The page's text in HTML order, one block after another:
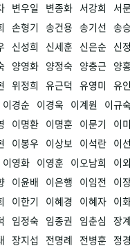
변우일 변종화 서강희 서
손형기 송건용 송기선 송
신성희 신세훈 신은순 신
양영화 양정숙 양충근 양
위정희 유근덕 유영미 유
이경순 이경욱 이계원 이규숙
이명환 이명훈 이문기 이
이봉우 이상보 이석란 이
이영화 이영훈 이오남희 이
이윤배 이은행 이임전 이
이한기 이혜경 이혜자 이
임정숙 임종권 임춘심 장
장지섭 전명례 전병훈 정